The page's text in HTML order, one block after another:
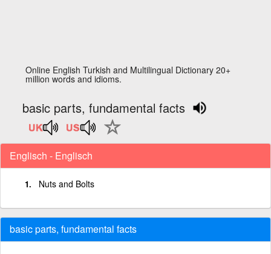
Online English Turkish and Multilingual Dictionary 20+
million words and idioms.
basic parts, fundamental facts
Englisch - Englisch
Nuts and Bolts
basic parts, fundamental facts